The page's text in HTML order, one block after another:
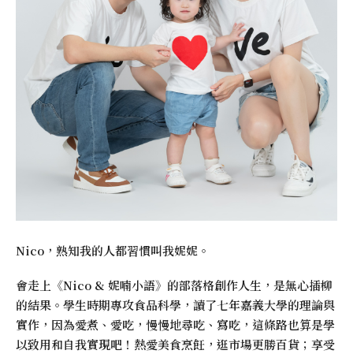
Nico，熟知我的人都習慣叫我妮妮。
會走上《Nico & 妮喃小語》的部落格創作人生，是無心插柳
的結果。學生時期專攻食品科學，讀了七年嘉義大學的理論與
實作，因為愛煮、愛吃，慢慢地尋吃、寫吃，這條路也算是學
以致用和自我實現吧！熱愛美食烹飪，逛市場更勝百貨；享受